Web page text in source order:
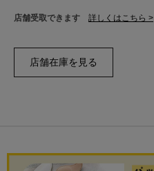
店舗受取できます 詳しくはこちら >